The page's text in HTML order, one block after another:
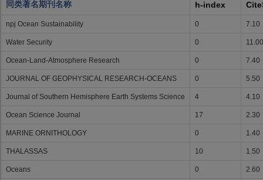
同类著名期刊名称
h-index
npj Ocean Sustainability 0 7.10
Water Security 0 11.00
Ocean-Land-Atmosphere Research 0 7.40
JOURNAL OF GEOPHYSICAL RESEARCH-OCEANS 0 5.50
Journal of Southern Hemisphere Earth Systems Science 4 4.10
Ocean Science Journal 17 2.30
MARINE ORNITHOLOGY 0 1.40
THALASSAS 10 1.50
Oceans 0 2.60